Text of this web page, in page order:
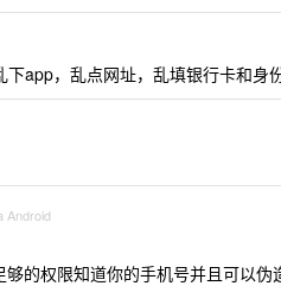
app，乱点网址，乱填银行卡和身
Android
的权限知道你的手机号并且可以伪